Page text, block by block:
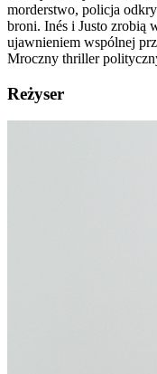
morderstwo, policja
broni. Inés i Justo zrobią
ujawnieniem wspólnej
Mroczny thriller
Reżyser